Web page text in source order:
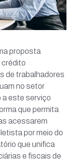
proposta
crédito
de trabalhadores
no setor
a este serviço
que permita
acessarem
por meio do
que unifica
e fiscais de